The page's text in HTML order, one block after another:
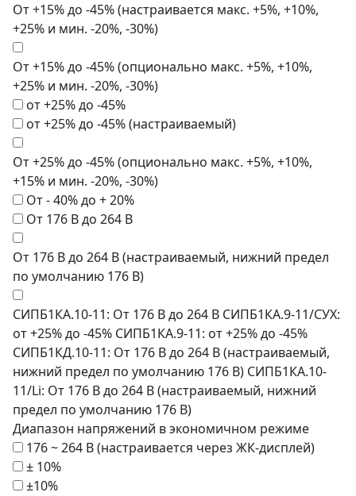
От +15% до -45% (настраивается макс. +5%, +10%,
+25% и мин. -20%, -30%)
От +15% до -45% (опционально макс. +5%, +10%,
+25% и мин. -20%, -30%)
от +25% до -45%
от +25% до -45% (настраиваемый)
От +25% до -45% (опционально макс. +5%, +10%,
+15% и мин. -20%, -30%)
От - 40% до + 20%
От 176 В до 264 В
От 176 В до 264 В (настраиваемый, нижний предел
по умолчанию 176 В)
СИПБ1КА.10-11: От 176 В до 264 В СИПБ1КА.9-11/СУХ:
от +25% до -45% СИПБ1КА.9-11: от +25% до -45%
СИПБ1КД.10-11: От 176 В до 264 В (настраиваемый,
нижний предел по умолчанию 176 В) СИПБ1КА.10-
11/Li: От 176 В до 264 В (настраиваемый, нижний
предел по умолчанию 176 В)
Диапазон напряжений в экономичном режиме
176 ~ 264 В (настраивается через ЖК-дисплей)
± 10%
±10%